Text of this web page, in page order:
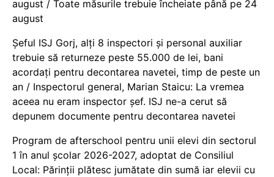
august / Toate măsurile trebuie încheiate până pe 24
august
Șeful ISJ Gorj, alți 8 inspectori și personal auxiliar
trebuie să returneze peste 55.000 de lei, bani
acordați pentru decontarea navetei, timp de peste un
an / Inspectorul general, Marian Staicu: La vremea
aceea nu eram inspector șef. ISJ ne-a cerut să
depunem documente pentru decontarea navetei
Program de afterschool pentru unii elevi din sectorul
1 în anul școlar 2026-2027, adoptat de Consiliul
Local: Părinții plătesc jumătate din sumă iar elevii cu